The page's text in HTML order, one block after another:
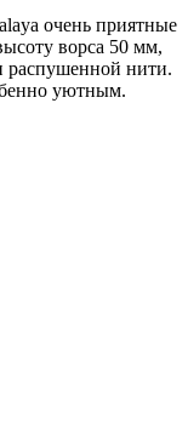
очень приятные
ворса 50 мм,
распушенной нити.
уютным.